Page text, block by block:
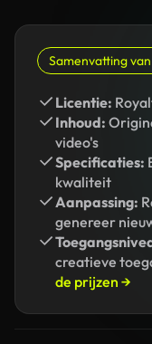
Samenvatting
Licentie:
Inhoud:
video's
Specificaties:
kwaliteit
Aanpassing:
genereer
creatieve
de prijzen →